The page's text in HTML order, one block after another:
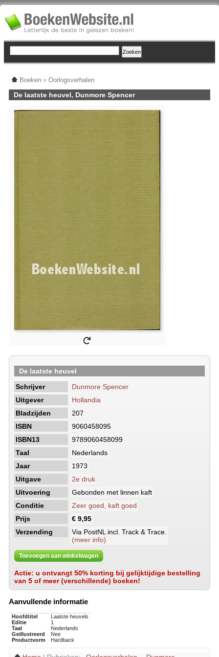
Boeken » Oorlogsverhalen
De laatste heuvel, Dunmore Spencer
De laatste heuvel
Schrijver
Dunmore Spencer
Uitgever
Hollandia
Bladzijden
207
ISBN
9060458095
ISBN13
9789060458099
Taal
Nederlands
Jaar
1973
Uitgave
2e druk
Uitvoering
Gebonden met linnen kaft
Conditie
Zeer goed, kaft goed
Prijs
€ 9,95
Verzending
Via PostNL incl. Track & Trace.
(meer info)
Toevoegen aan winkelwagen
Actie: u ontvangt 50% korting bij gelijktijdige bestelling
van 5 of meer (verschillende) boeken!
Aanvullende informatie
Hoofdtitel
Laatste heuvels
Editie
1
Taal
Nederlands
Geillustreerd
Nee
Productvorm
Hardback